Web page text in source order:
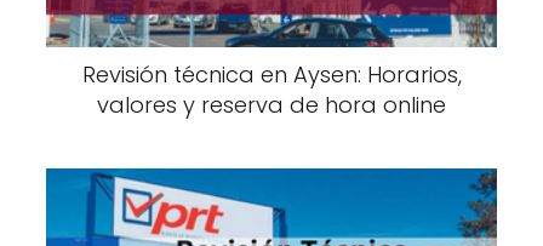
Revisión técnica en Aysen: Horarios,
valores y reserva de hora online